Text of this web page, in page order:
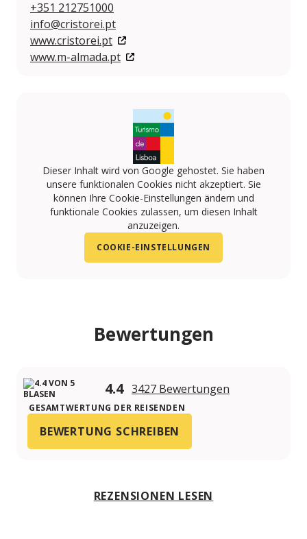
+351 212751000
info@cristorei.pt
www.cristorei.pt
www.m-almada.pt
Dieser Inhalt wird von Google gehostet. Sie haben
unsere funktionalen Cookies nicht akzeptiert. Sie
können Ihre Cookie-Einstellungen ändern und
funktionale Cookies zulassen, um diesen Inhalt
anzuzeigen.
COOKIE-EINSTELLUNGEN
Bewertungen
4.4 3427 Bewertungen
GESAMTWERTUNG DER REISENDEN
BEWERTUNG SCHREIBEN
REZENSIONEN LESEN